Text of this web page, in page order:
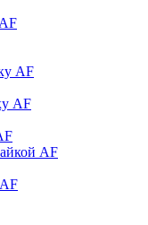
AF
AF
AF